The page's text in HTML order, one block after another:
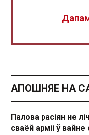
АПОШНЯЕ НА
Палова расіян не
сваёй арміі ў